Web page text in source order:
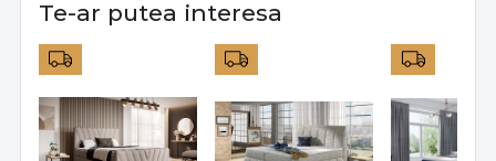
Te-ar putea interesa